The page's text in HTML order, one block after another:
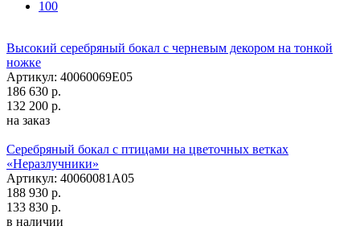
100
Высокий серебряный бокал с черневым декором на тонкой
ножке
Артикул: 40060069Е05
186 630 р.
132 200 р.
на заказ
Серебряный бокал с птицами на цветочных ветках
«Неразлучники»
Артикул: 40060081А05
188 930 р.
133 830 р.
в наличии